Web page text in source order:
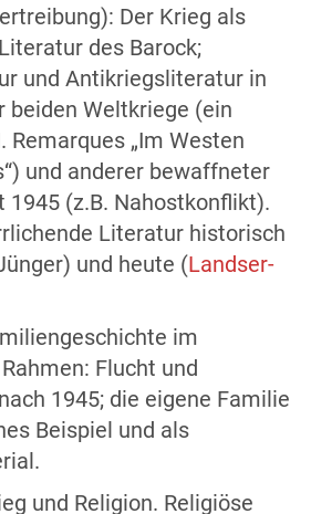
Der Krieg als
des Barock;
und Antikriegsliteratur in
beiden Weltkriege (ein
Remarques „Im Westen
und anderer bewaffneter
1945 (z.B. Nahostkonflikt).
Literatur historisch
und heute (Landser-
im
Flucht und
1945; die eigene Familie
Beispiel und als
und Religion. Religiöse